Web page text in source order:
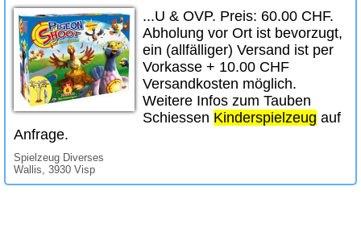
...U & OVP. Preis: 60.00 CHF.
Abholung vor Ort ist bevorzugt,
ein (allfälliger) Versand ist per
Vorkasse + 10.00 CHF
Versandkosten möglich.
Weitere Infos zum Tauben
Schiessen Kinderspielzeug auf
Anfrage.
Spielzeug Diverses
Wallis, 3930 Visp